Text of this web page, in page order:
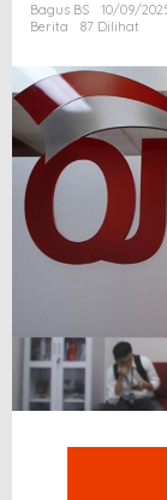
Bagus BS
10/09/
Berita
87 Dilihat